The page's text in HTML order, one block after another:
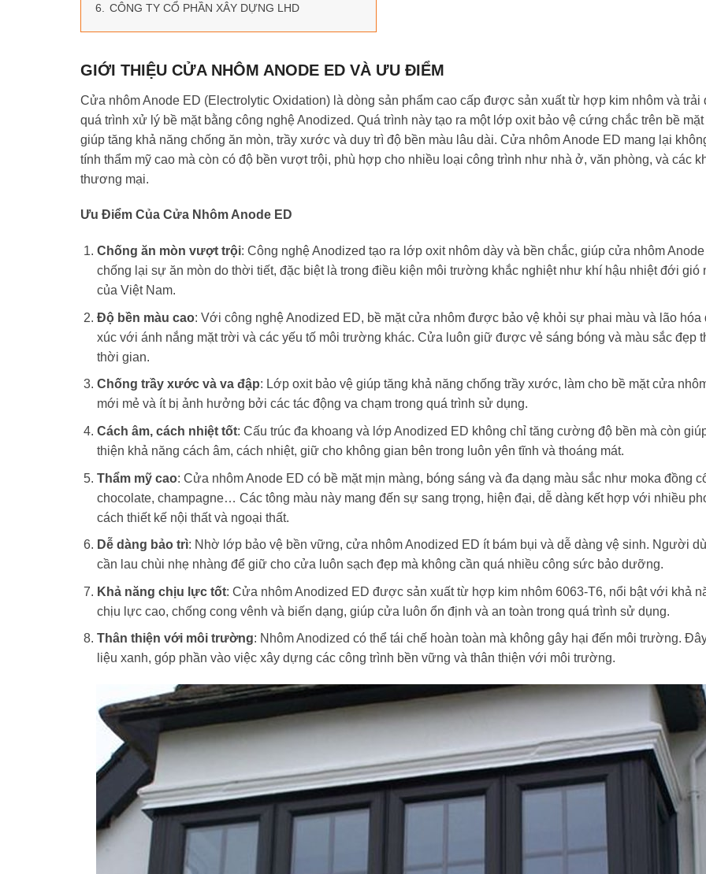
6.
CÔNG TY CỔ PHẦN XÂY DỰNG LHD
GIỚI THIỆU CỬA NHÔM ANODE ED VÀ ƯU ĐIỂM
Cửa nhôm Anode ED (Electrolytic Oxidation) là dòng sản phẩm cao cấp được sản xuất từ hợp kim nhôm và trải
quá trình xử lý bề mặt bằng công nghệ Anodized. Quá trình này tạo ra một lớp oxit bảo vệ cứng chắc trên bề mặt
giúp tăng khả năng chống ăn mòn, trầy xước và duy trì độ bền màu lâu dài. Cửa nhôm Anode ED mang lại
tính thẩm mỹ cao mà còn có độ bền vượt trội, phù hợp cho nhiều loại công trình như nhà ở, văn phòng, và các
thương mại.
Ưu Điểm Của Cửa Nhôm Anode ED
Chống ăn mòn vượt trội: Công nghệ Anodized tạo ra lớp oxit nhôm dày và bền chắc, giúp cửa nhôm
chống lại sự ăn mòn do thời tiết, đặc biệt là trong điều kiện môi trường khắc nghiệt như khí hậu nhiệt đới gió
của Việt Nam.
Độ bền màu cao: Với công nghệ Anodized ED, bề mặt cửa nhôm được bảo vệ khỏi sự phai màu và lão hóa
xúc với ánh nắng mặt trời và các yếu tố môi trường khác. Cửa luôn giữ được vẻ sáng bóng và màu sắc đẹp
thời gian.
Chống trầy xước và va đập: Lớp oxit bảo vệ giúp tăng khả năng chống trầy xước, làm cho bề mặt cửa
mới mẻ và ít bị ảnh hưởng bởi các tác động va chạm trong quá trình sử dụng.
Cách âm, cách nhiệt tốt: Cấu trúc đa khoang và lớp Anodized ED không chỉ tăng cường độ bền mà còn
thiện khả năng cách âm, cách nhiệt, giữ cho không gian bên trong luôn yên tĩnh và thoáng mát.
Thẩm mỹ cao: Cửa nhôm Anode ED có bề mặt mịn màng, bóng sáng và đa dạng màu sắc như moka đồng
chocolate, champagne… Các tông màu này mang đến sự sang trọng, hiện đại, dễ dàng kết hợp với nhiều
cách thiết kế nội thất và ngoại thất.
Dễ dàng bảo trì: Nhờ lớp bảo vệ bền vững, cửa nhôm Anodized ED ít bám bụi và dễ dàng vệ sinh. Người
cần lau chùi nhẹ nhàng để giữ cho cửa luôn sạch đẹp mà không cần quá nhiều công sức bảo dưỡng.
Khả năng chịu lực tốt: Cửa nhôm Anodized ED được sản xuất từ hợp kim nhôm 6063-T6, nổi bật với khả
chịu lực cao, chống cong vênh và biến dạng, giúp cửa luôn ổn định và an toàn trong quá trình sử dụng.
Thân thiện với môi trường: Nhôm Anodized có thể tái chế hoàn toàn mà không gây hại đến môi trường.
liệu xanh, góp phần vào việc xây dựng các công trình bền vững và thân thiện với môi trường.